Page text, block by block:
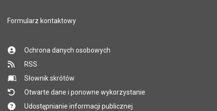
Formularz kontaktowy
Ochrona danych osobowych
RSS
Słownik skrótów
Otwarte dane i ponowne wykorzystanie
Udostępnianie informacji publicznej